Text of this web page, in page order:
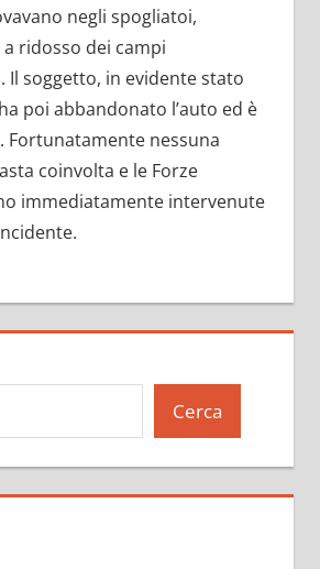
negli spogliatoi,
ridosso dei campi
Il soggetto, in evidente stato
poi abbandonato l’auto ed è
Fortunatamente nessuna
coinvolta e le Forze
immediatamente intervenute
Cerca